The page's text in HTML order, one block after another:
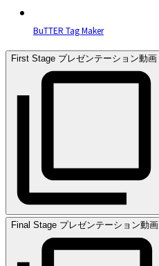
BuTTER Tag Maker
First Stage プレゼンテーション動画
Final Stage プレゼンテーション動画